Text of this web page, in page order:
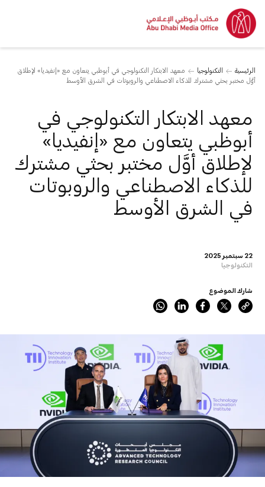
الرئيسية التكنولوجيا
معهد الابتكار التكنولوجي في أبوظبي يتعاون مع «إنفيديا» لإطلاق
أوَّل مختبر بحثي مشترك للذكاء الاصطناعي والروبوتات في الشرق الأوسط
22 سبتمبر 2025
التكنولوجيا
معهد الابتكار التكنولوجي في
أبوظبي يتعاون مع «إنفيديا»
لإطلاق أوَّل مختبر بحثي مشترك
للذكاء الاصطناعي والروبوتات
في الشرق الأوسط
شارك الموضوع